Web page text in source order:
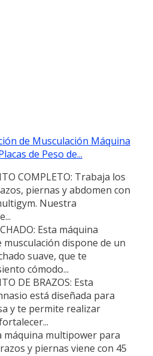
de Musculación Máquina
de Peso de...
COMPLETO: Trabaja los
piernas y abdomen con
Nuestra
Esta máquina
dispone de un
suave, que te
cómodo...
DE BRAZOS: Esta
está diseñada para
y te permite realizar
máquina multipower para
y piernas viene con 45